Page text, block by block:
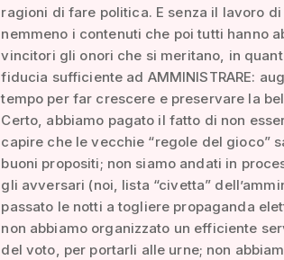
ragioni di fare politica. E senza il lavoro
nemmeno i contenuti che poi tutti hanno
vincitori gli onori che si meritano, in
fiducia sufficiente ad AMMINISTRARE:
tempo per far crescere e preservare la
Certo, abbiamo pagato il fatto di non
capire che le vecchie “regole del gioco”
buoni propositi; non siamo andati in
gli avversari (noi, lista “civetta”
passato le notti a togliere propaganda
non abbiamo organizzato un efficiente
del voto, per portarli alle urne; non